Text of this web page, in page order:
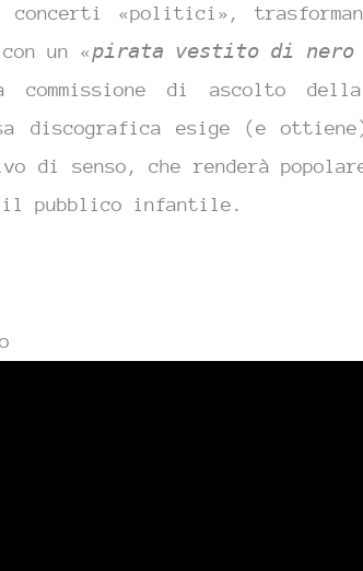
concerti «politici»,
un « pirata vestito di nero
commissione di ascolto
discografica esige (e
di senso, che renderà
il pubblico infantile.